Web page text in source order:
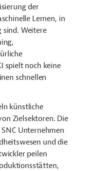
der
Lernen, in
sind. Weitere
spielt noch keine
schnellen
künstliche
Zielsektoren. Die
Unternehmen
und die
peilen